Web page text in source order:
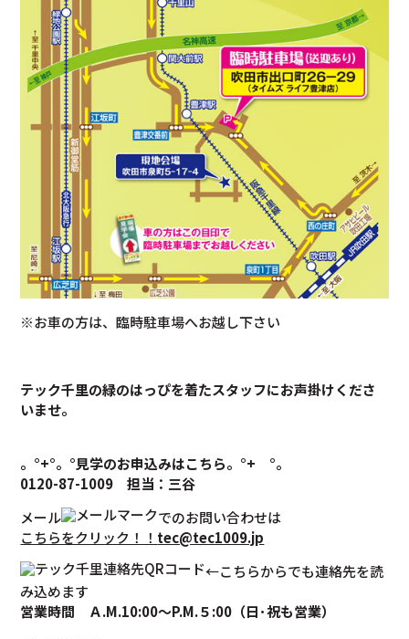
※お車の方は、臨時駐車場へお越し下さい
テック千里の緑のはっぴを着たスタッフにお声掛けくださ
いませ。
。°+°。°見学のお申込みはこちら。°+ °。
0120-87-1009担当：三谷
メール
でのお問い合わせは
こちらをクリック！！ tec@tec1009.jp
←こちらからでも連絡先を読
み込めます
営業時間 Ａ.M.10:00～P.M.５:00 （日･祝も営業）